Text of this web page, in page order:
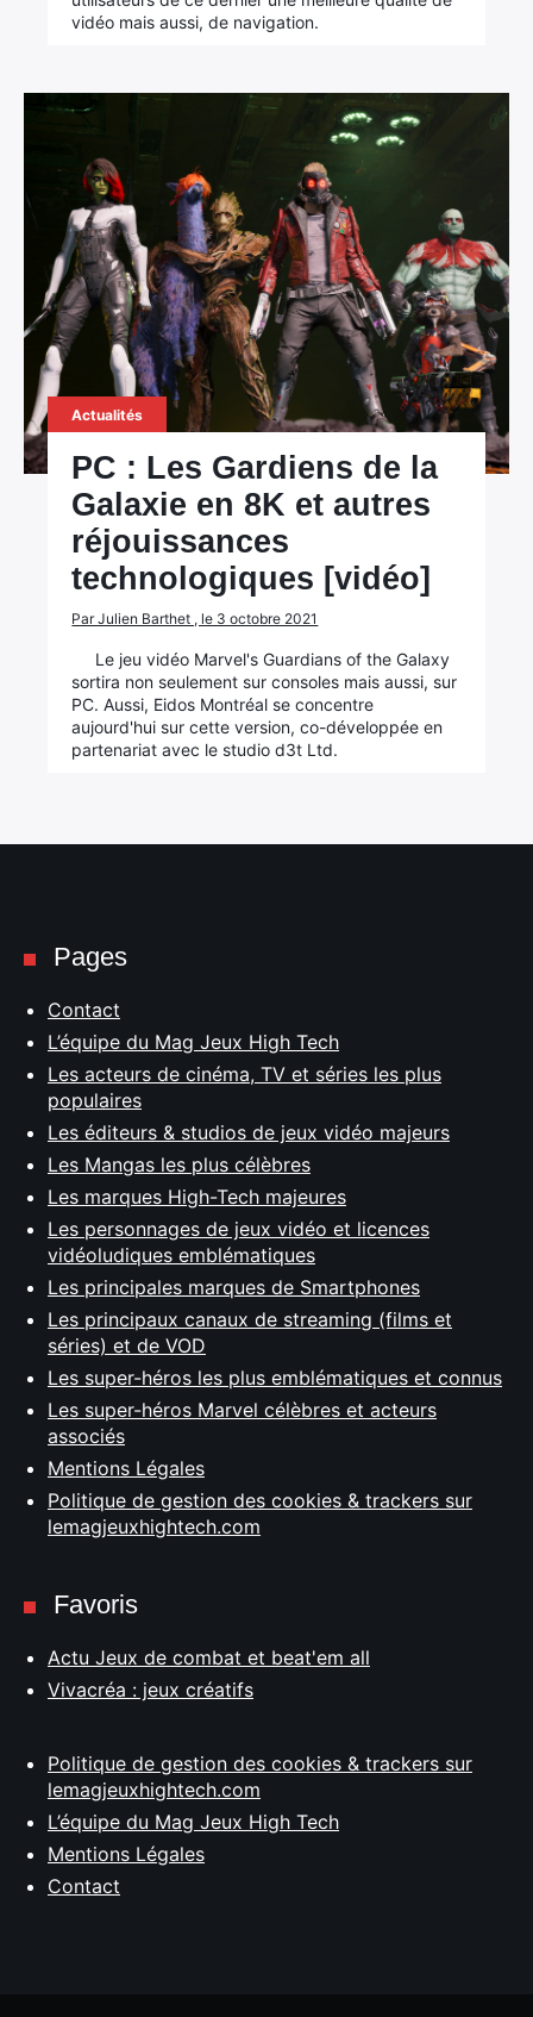
vidéo mais aussi, de navigation.
Actualités
PC : Les Gardiens de la
Galaxie en 8K et autres
réjouissances
technologiques [vidéo]
Par Julien Barthet , le 3 octobre 2021
Le jeu vidéo Marvel's Guardians of the Galaxy
sortira non seulement sur consoles mais aussi, sur
PC. Aussi, Eidos Montréal se concentre
aujourd'hui sur cette version, co-développée en
partenariat avec le studio d3t Ltd.
Pages
Contact
L’équipe du Mag Jeux High Tech
Les acteurs de cinéma, TV et séries les plus
populaires
Les éditeurs & studios de jeux vidéo majeurs
Les Mangas les plus célèbres
Les marques High-Tech majeures
Les personnages de jeux vidéo et licences
vidéoludiques emblématiques
Les principales marques de Smartphones
Les principaux canaux de streaming (films et
séries) et de VOD
Les super-héros les plus emblématiques et connus
Les super-héros Marvel célèbres et acteurs
associés
Mentions Légales
Politique de gestion des cookies & trackers sur
lemagjeuxhightech.com
Favoris
Actu Jeux de combat et beat'em all
Vivacréa : jeux créatifs
Politique de gestion des cookies & trackers sur
lemagjeuxhightech.com
L’équipe du Mag Jeux High Tech
Mentions Légales
Contact
Rechercher